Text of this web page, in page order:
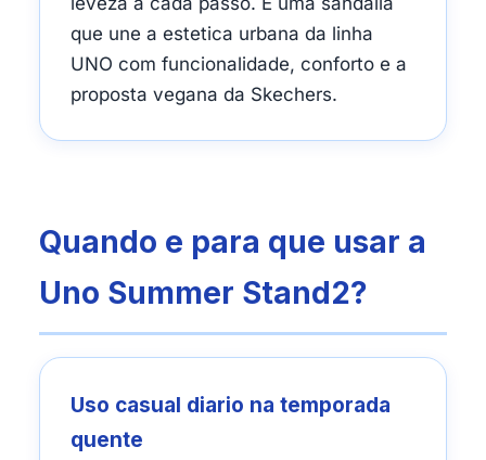
que une a estetica urbana da linha
UNO com funcionalidade, conforto e a
proposta vegana da Skechers.
Quando e para que usar a
Uno Summer Stand2?
Uso casual diario na temporada
quente